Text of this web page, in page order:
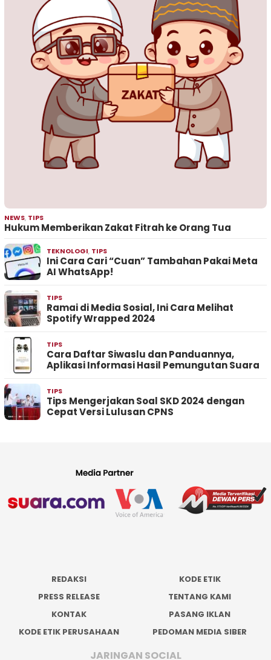
NEWS, TIPS
Hukum Memberikan Zakat Fitrah ke Orang Tua
TEKNOLOGI, TIPS
Ini Cara Cari “Cuan” Tambahan Pakai Meta
AI WhatsApp!
TIPS
Ramai di Media Sosial, Ini Cara Melihat
Spotify Wrapped 2024
TIPS
Cara Daftar Siwaslu dan Panduannya,
Aplikasi Informasi Hasil Pemungutan Suara
TIPS
Tips Mengerjakan Soal SKD 2024 dengan
Cepat Versi Lulusan CPNS
REDAKSI
KODE ETIK
PRESS RELEASE
TENTANG KAMI
KONTAK
PASANG IKLAN
KODE ETIK PERUSAHAAN
PEDOMAN MEDIA SIBER
JARINGAN SOCIAL